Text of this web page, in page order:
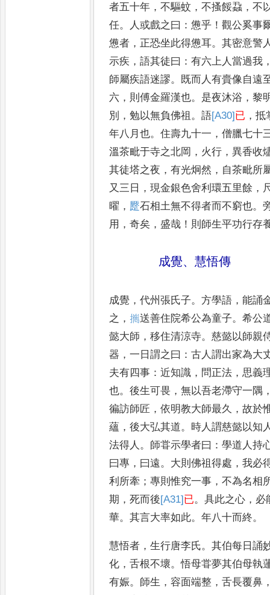
者五十年 ，不驅蚊 ，不搔餒蝨 ，不
任。 人或戲之曰 ：憊乎 ！觀公奚事
憊者 ， 正恐坐此得憊耳。其密意警
示疾 ，語其徒曰 ：有六上人當過我
師屬疾語迷謬。 既而人有賷像自遠
六 ， 則傅金羅漢也。 是夜沐浴 ，黎
別 ，勉以無負佛祖 。語[A30] 已 ，抵
年八月也。住壽九十一 ，僧臘七十
溫茶毗于寺之北岡 ， 火行 ，異香收
其徒塔之夜 ，有光炯然 ， 自茶毗所
又三日 ，現金銀色舍利環五里餘 ，
曜 ， 蹷石相土無不得者而不窮也。
用 ，奇矣 ，盛哉 ！ 則師生平功行存
成覺、 慧悟傳
成覺 ，代州張氏子。方學語 ，能誦
之 ， 𢹂送善住院希公為童子。希公
懿大師 ，移住清涼寺。慈懿以師親
器 ，一日謂之曰 ：古人謂出家為大
夫有四事 ：近知識 ， 問正法 ， 思義
也。後生可畏 ，無以吾老滯守一隅
徧訪師匠 ，依明教大師最久 ，故於
蘊 ，後大弘其道。 時人謂慈懿以知
法得人 。 師甞示學者曰 ：學道人持
曰專 ， 曰遠。 大則佛祖得處 ，我必
利所牽 ；專則惟究一事 ，不為名相
期 ，死而後[A31]已。具此之心 ， 必
華。其言大率如此。年八十而終。
慧悟者 ，生行唐李氏。其伯每日誦
化 ，舌根不壞。悟母甞夢其伯母執
有娠。 師生 ，容面端整 ，舌長覆鼻